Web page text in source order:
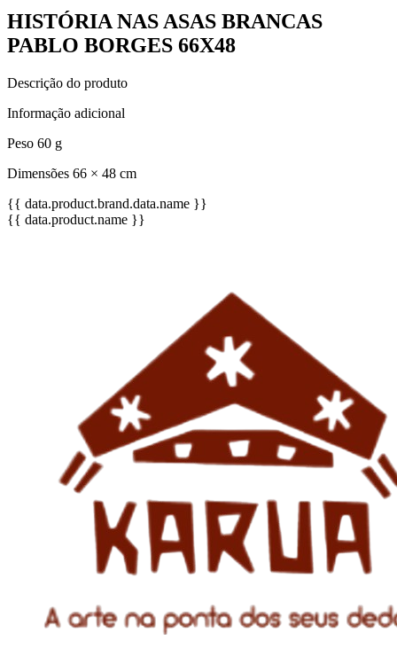
HISTÓRIA NAS ASAS BRANCAS
PABLO BORGES 66X48
Descrição do produto
Informação adicional
Peso 60 g
Dimensões 66 × 48 cm
{{ data.product.brand.data.name }}
{{ data.product.name }}